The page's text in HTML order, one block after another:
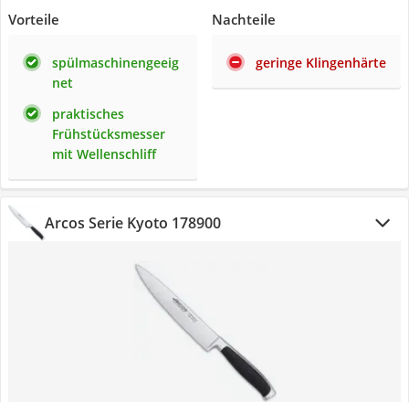
Vorteile
spülmaschinengeeig
net
praktisches
Frühstücksmesser
mit Wellenschliff
Nachteile
geringe Klingenhärte
Arcos Serie Kyoto 178900